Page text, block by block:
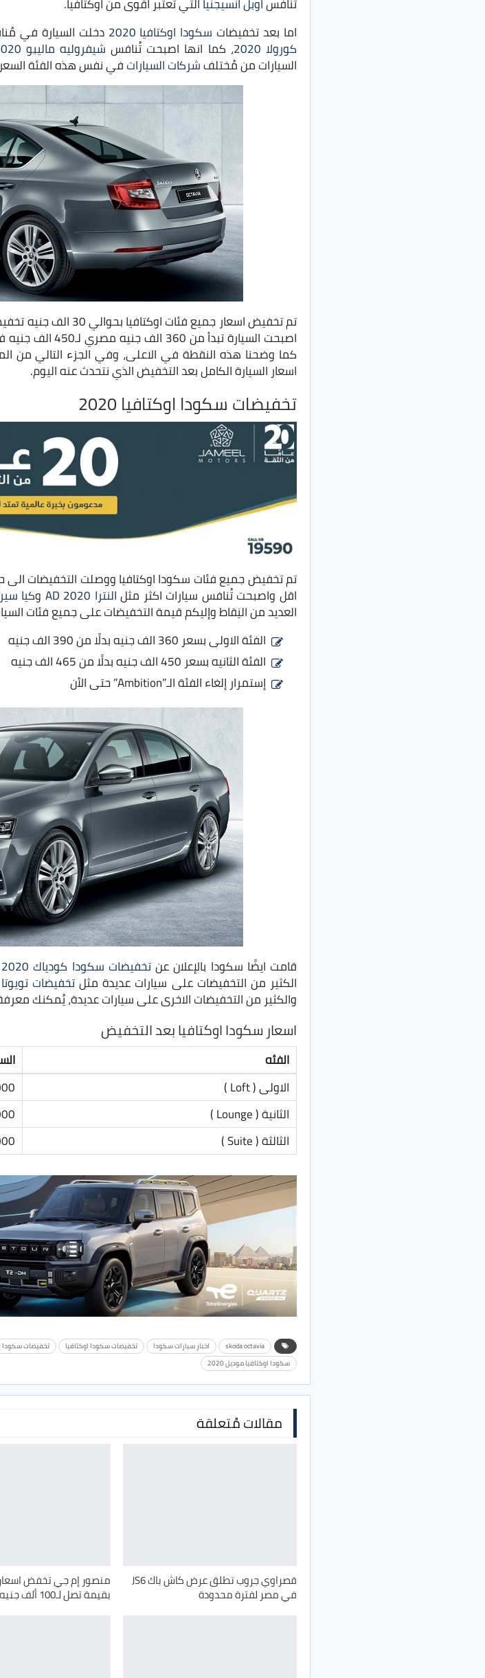
اما بعد تخفيضات سكودا اوكتافيا 2020 دخلت السيارة في
كورولا 2020 ، كما انها اصبحت تُنافس شيفروليه ماليبو 2020
السيارات من مُختلفشركات السياراتفي نفس هذه الفئة
تم تخفيض اسعار جميع
اصبحت السيارة
كما وضحنا هذه النقطة في الاعلى، وفي الجزء التالي من
اسعار السيارة الكامل بعد التخفيض الذي نتحدث عنه اليوم.
تخفيضات سكودا اوكتافيا 2020
اقل واصبحت تُنافس سيارات اكثر مثلالنترا AD 2020 وكيا
العديد من النِقاط وإليكم قيمة التخفيضات على جميع فئات
الفئة الاولى بسعر 360 الف جنيه بدلًا من 390 الف جنيه
الفئة الثانيه بسعر 450 الف جنيه بدلًا من 465 الف جنيه
إستمرار إلغاء الفئة الـ”Ambition” حتى الأن
قامت ايضًا سكودا بالإعلان عنتخفيضات سكودا كودياك 2020
الكثير من التخفيضات على سيارات عديدة مثلتخفيضات
والكثير من التخفيضات الاخرى على سيارات عديدة، يُمكنك
اسعار سكودا اوكتافيا بعد التخفيض
الفئه
الاولى ( Loft )
الثانية ( Lounge )
الثالثة ( Suite )
skoda octavia اخبار سيارات سكودا تخفيضات سكودا اوكتافيا تخفيضات سكودا
سكودا اوكتافيا موديل 2020
مقالات مُتعلقة
قصراوي جروب تطلق عرض كاش باك JS6
في مصر لفترة محدودة
منصور إم جي تخفض
بقيمة تصل لـ100 ألف جنيه